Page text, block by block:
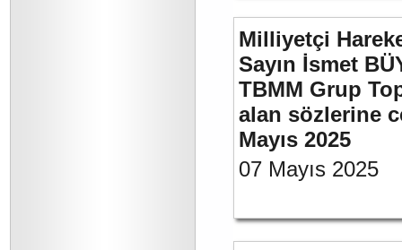
Milliyetçi
Sayın İsmet
TBMM Grup
alan sözlerine
Mayıs 2025
07 Mayıs 2025